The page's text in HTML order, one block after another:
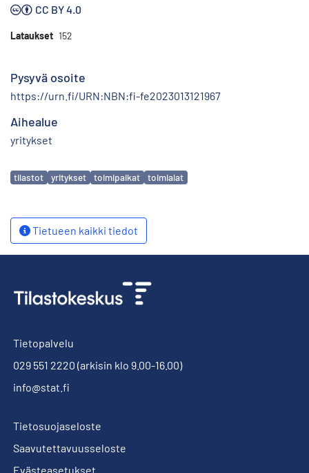
CC BY 4.0
Lataukset 152
Pysyvä osoite
https://urn.fi/URN:NBN:fi-fe2023013121967
Aihealue
yritykset
Avainsanat
tilastot yritykset toimipaikat toimialat
Tietueen kaikki tiedot
Tietopalvelu
029 551 2220 (arkisin klo 9.00-16.00)
info@stat.fi
Tietosuojaseloste
Saavutettavuusseloste
Evästeasetukset